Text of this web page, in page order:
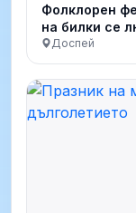
Фолклорен
на билки се
Доспей